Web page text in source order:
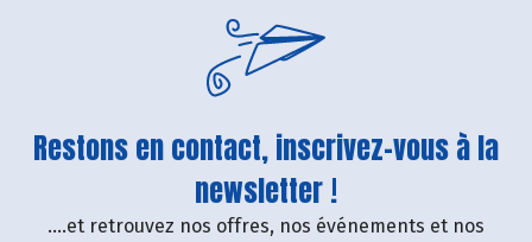
Restons en contact, inscrivez-vous à la
newsletter !
....et retrouvez nos offres, nos événements et nos